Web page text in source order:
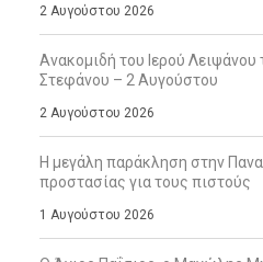
2 Αυγούστου 2026
Ανακομιδή του Ιερού
Στεφάνου – 2 Αυγούστου
2 Αυγούστου 2026
Η μεγάλη παράκληση στην
προστασίας για τους πιστούς
1 Αυγούστου 2026